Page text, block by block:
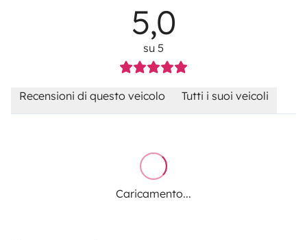
5,0
su 5
Recensioni di questo veicolo Tutti i suoi veicoli
Caricamento...